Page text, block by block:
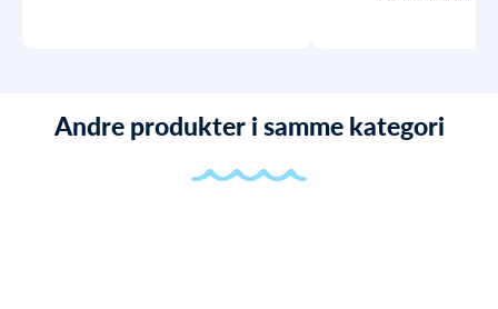
Andre produkter i samme kategori